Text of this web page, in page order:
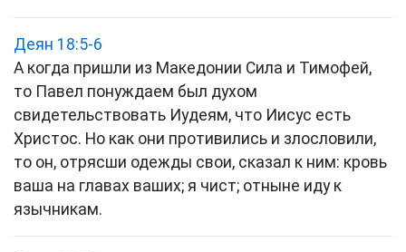
Деян 18:5-6
А когда пришли из Македонии Сила и Тимофей,
то Павел понуждаем был духом
свидетельствовать Иудеям, что Иисус есть
Христос. Но как они противились и злословили,
то он, отрясши одежды свои, сказал к ним: кровь
ваша на главах ваших; я чист; отныне иду к
язычникам.